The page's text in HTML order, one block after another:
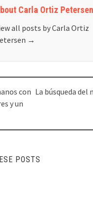
Carla Ortiz Petersen
all posts by Carla Ortiz
→
con
y un
La búsqueda
POSTS